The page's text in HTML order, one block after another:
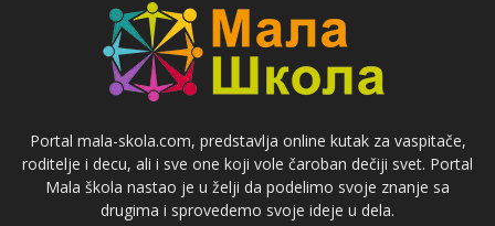
Portal mala-skola.com, predstavlja online kutak za vaspitače,
roditelje i decu, ali i sve one koji vole čaroban dečiji svet. Portal
Mala škola nastao je u želji da podelimo svoje znanje sa
drugima i sprovedemo svoje ideje u dela.